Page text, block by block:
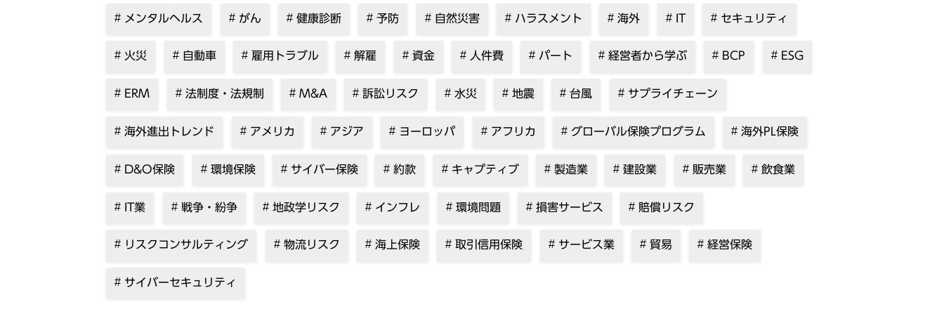
メンタルヘルス がん 健康診断 予防 自然災害 ハラスメント 海外 IT セキュリティ
火災 自動車 雇用トラブル 解雇 資金 人件費 パート 経営者から学ぶ BCP ESG
ERM 法制度・法規制 M&A 訴訟リスク 水災 地震 台風 サプライチェーン
海外進出トレンド アメリカ アジア ヨーロッパ アフリカ グローバル保険プログラム 海外PL保険
D&O保険 環境保険 サイバー保険 約款 キャプティブ 製造業 建設業 販売業 飲食業
IT業 戦争・紛争 地政学リスク インフレ 環境問題 損害サービス 賠償リスク
リスクコンサルティング 物流リスク 海上保険 取引信用保険 サービス業 貿易 経営保険
サイバーセキュリティ